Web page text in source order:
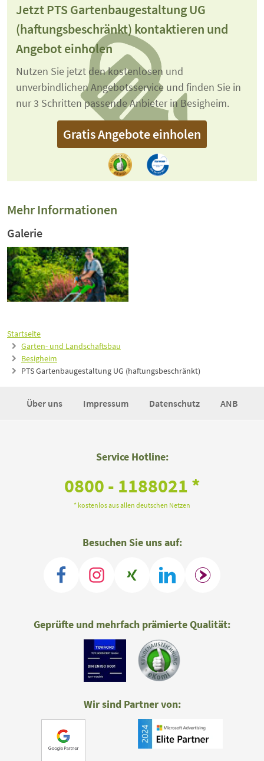
Startseite
Garten- und Landschaftsbau
Besigheim
PTS Gartenbaugestaltung UG (haftungsbeschränkt)
Jetzt PTS Gartenbaugestaltung UG
(haftungsbeschränkt) kontaktieren und
Angebot einholen
Nutzen Sie jetzt den kostenlosen und
unverbindlichen Angebotsservice und finden Sie in
nur 3 Schritten passende Anbieter in Besigheim.
Gratis Angebote einholen
Mehr Informationen
Galerie
Über uns Impressum Datenschutz ANB
Service Hotline:
0800 - 1188021 *
* kostenlos aus allen deutschen Netzen
Besuchen Sie uns auf:
Geprüfte und mehrfach prämierte Qualität:
Wir sind Partner von: